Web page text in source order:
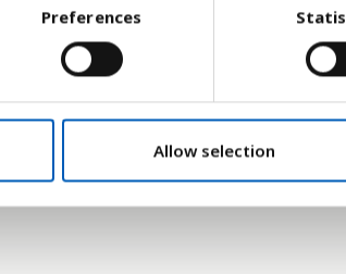
Preferences
Allow selection